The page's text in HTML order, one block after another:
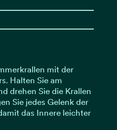
mit der
Halten Sie am
drehen Sie die Krallen
Sie jedes Gelenk der
das Innere leichter